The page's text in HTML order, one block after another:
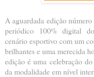
A aguardada edição
periódico 100% digital
cenário esportivo com um
brilhantes e uma merecida
edição é uma celebração
da modalidade em nível